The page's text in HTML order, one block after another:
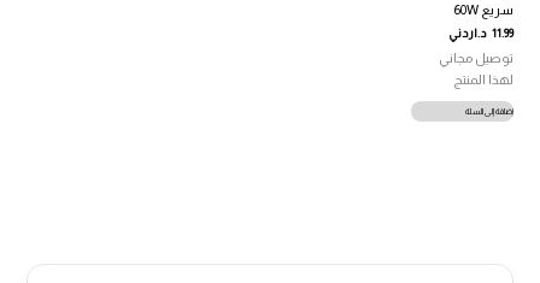
سريع 60W
11.99 د.اردني
توصيل مجاني
لهذا المنتج
إضافة إلى السلة